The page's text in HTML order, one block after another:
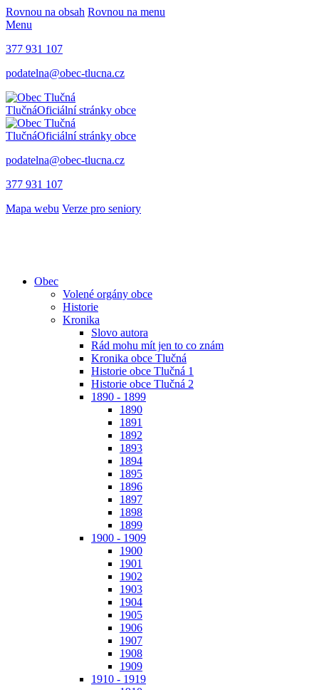
Rovnou na obsah Rovnou na menu
Menu
377 931 107
podatelna@obec-tlucna.cz
TlučnáOficiální stránky obce
TlučnáOficiální stránky obce
podatelna@obec-tlucna.cz
377 931 107
Mapa webu Verze pro seniory
Obec
Volené orgány obce
Historie
Kronika
Slovo autora
Rád mohu mít jen to co znám
Kronika obce Tlučná
Historie obce Tlučná 1
Historie obce Tlučná 2
1890 - 1899
1890
1891
1892
1893
1894
1895
1896
1897
1898
1899
1900 - 1909
1900
1901
1902
1903
1904
1905
1906
1907
1908
1909
1910 - 1919